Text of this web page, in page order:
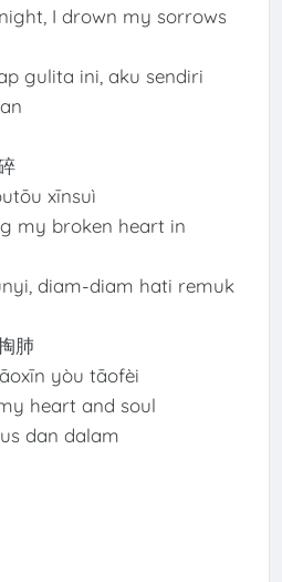
I drown my sorrows
gulita ini, aku sendiri
xīnsuì
my broken heart in
diam-diam hati remuk
肺
yòu tāofèi
heart and soul
dan dalam